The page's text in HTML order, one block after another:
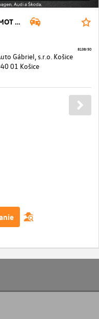
VW Tiguan Allspace EL 2.0 TDI EVO 4MOT DS7
Gábriel, s.r.o. Košice
01 Košice
8138/50